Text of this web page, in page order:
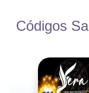
Códigos